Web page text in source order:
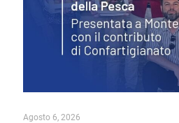
Agosto 6, 2026